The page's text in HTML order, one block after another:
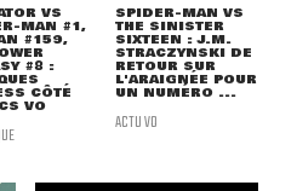
VS
MAN #1,
#159,
#8 :
CÔTÉ
VO
SPIDER-MAN VS
THE SINISTER
SIXTEEN : J.M.
STRACZYNSKI DE
RETOUR SUR
L'ARAIGNÉE POUR
UN NUMÉRO ...
ACTU VO